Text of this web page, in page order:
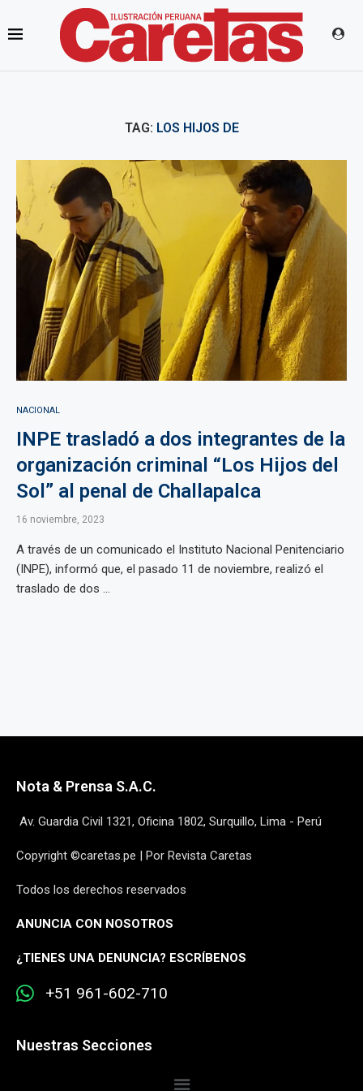
TAG: LOS HIJOS DE
NACIONAL
INPE trasladó a dos integrantes de la
organización criminal “Los Hijos del
Sol” al penal de Challapalca
16 noviembre, 2023
A través de un comunicado el Instituto Nacional Penitenciario
(INPE), informó que, el pasado 11 de noviembre, realizó el
traslado de dos ...
Nota & Prensa S.A.C.
Av. Guardia Civil 1321, Oficina 1802, Surquillo, Lima - Perú
Copyright ©caretas.pe | Por Revista Caretas
Todos los derechos reservados
ANUNCIA CON NOSOTROS
¿TIENES UNA DENUNCIA? ESCRÍBENOS
+51 961-602-710
Nuestras Secciones